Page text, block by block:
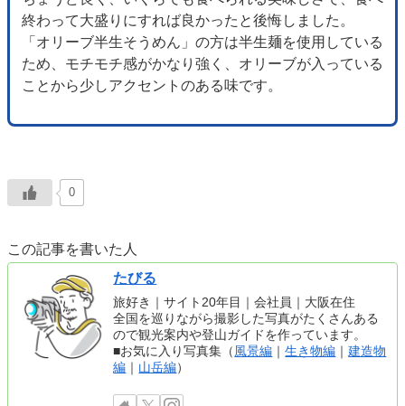
終わって大盛りにすれば良かったと後悔しました。
「オリーブ半生そうめん」の方は半生麺を使用している
ため、モチモチ感がかなり強く、オリーブが入っている
ことから少しアクセントのある味です。
0
この記事を書いた人
たびる
旅好き｜サイト20年目｜会社員｜大阪在住
全国を巡りながら撮影した写真がたくさんある
ので観光案内や登山ガイドを作っています。
■お気に入り写真集（ 風景編 ｜生き物編 ｜建造物
編 ｜ 山岳編）